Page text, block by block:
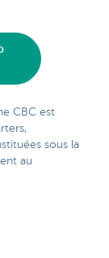
CBC est
sous la
au